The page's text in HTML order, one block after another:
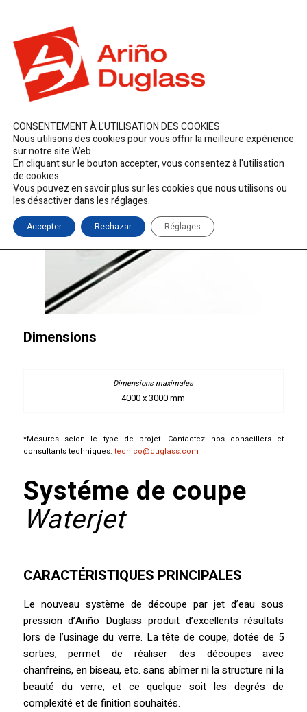
Dimensions
4000 x 3000 mm
*Mesures selon le type de projet. Contactez nos conseillers et
consultants techniques: tecnico@duglass.com
Systéme de coupe
Waterjet
CARACTÉRISTIQUES PRINCIPALES
Le nouveau système de découpe par jet d’eau sous
pression d’Ariño Duglass produit d’excellents résultats
lors de l’usinage du verre. La tête de coupe, dotée de 5
sorties, permet de réaliser des découpes avec
chanfreins, en biseau, etc. sans abîmer ni la structure ni la
beauté du verre, et ce quelque soit les degrés de
complexité et de finition souhaités.
CONSENTEMENT À L'UTILISATION DES COOKIES
Nous utilisons des cookies pour vous offrir la meilleure expérience
sur notre site Web.
En cliquant sur le bouton accepter, vous consentez à l'utilisation
de cookies.
Vous pouvez en savoir plus sur les cookies que nous utilisons ou
les désactiver dans lesréglages.
Accepter Rechazar Réglages